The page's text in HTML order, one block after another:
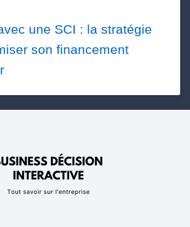
une SCI : la stratégie
son financement